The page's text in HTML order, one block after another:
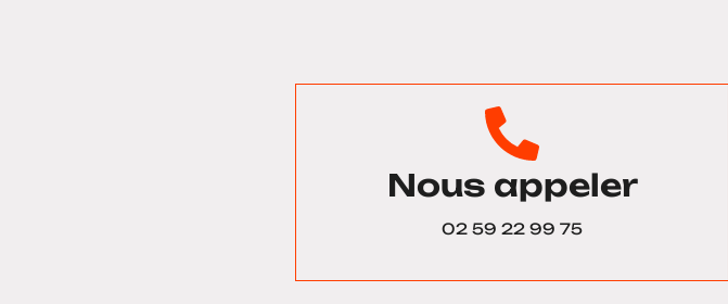
Nous appeler
02 59 22 99 75